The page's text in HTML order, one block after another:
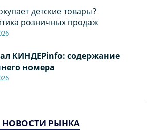
детские товары?
розничных продаж
КИНДЕРinfo: содержание
номера
НОВОСТИ РЫНКА